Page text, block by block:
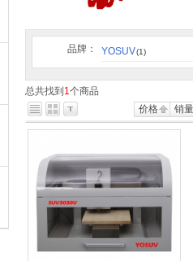
品牌： YOSUV(1)
总共找到 1个商品
价格
销量